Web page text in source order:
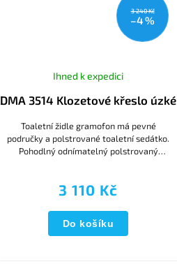
3 240 Kč
–4 %
DMA 3514 Klozetové křeslo úzké
Ihned k expedici
3 110 Kč
Do košíku
Toaletní židle gramofon má pevné
područky a polstrované toaletní sedátko.
Pohodlný odnímatelný polstrovaný